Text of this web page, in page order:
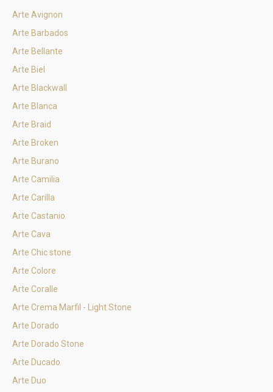
Arte Avignon
Arte Barbados
Arte Bellante
Arte Biel
Arte Blackwall
Arte Blanca
Arte Braid
Arte Broken
Arte Burano
Arte Camilia
Arte Carilla
Arte Castanio
Arte Cava
Arte Chic stone
Arte Colore
Arte Coralle
Arte Crema Marfil - Light Stone
Arte Dorado
Arte Dorado Stone
Arte Ducado
Arte Duo